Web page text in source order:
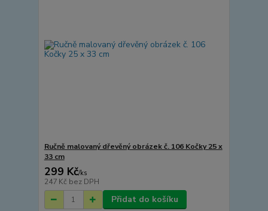
Ručně malovaný dřevěný obrázek č. 106 Kočky 25 x
33 cm
299 Kč/ks
247 Kč bez DPH
Přidat do košíku